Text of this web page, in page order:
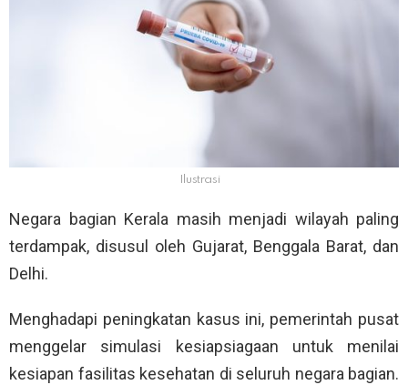
Ilustrasi
Negara bagian Kerala masih menjadi wilayah paling
terdampak, disusul oleh Gujarat, Benggala Barat, dan
Delhi.
Menghadapi peningkatan kasus ini, pemerintah pusat
menggelar simulasi kesiapsiagaan untuk menilai
kesiapan fasilitas kesehatan di seluruh negara bagian.